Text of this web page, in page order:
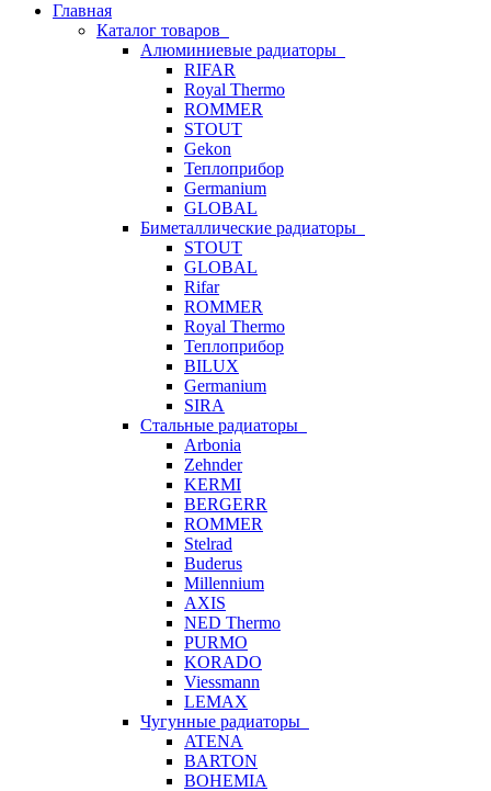
Главная
Каталог товаров
Алюминиевые радиаторы
RIFAR
Royal Thermo
ROMMER
STOUT
Gekon
Теплоприбор
Germanium
GLOBAL
Биметаллические радиаторы
STOUT
GLOBAL
Rifar
ROMMER
Royal Thermo
Теплоприбор
BILUX
Germanium
SIRA
Стальные радиаторы
Arbonia
Zehnder
KERMI
BERGERR
ROMMER
Stelrad
Buderus
Millennium
AXIS
NED Thermo
PURMO
KORADO
Viessmann
LEMAX
Чугунные радиаторы
ATENA
BARTON
BOHEMIA